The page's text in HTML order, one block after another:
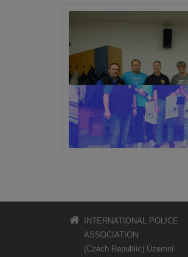
INTERNATIONAL POLICE
ASSOCIATION
(Czech Republic) Územní